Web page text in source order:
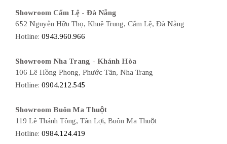
Showroom Cẩm Lệ - Đà Nẵng
652 Nguyễn Hữu Thọ, Khuê Trung, Cẩm Lệ, Đà Nẵng
Hotline: 0943.960.966
Showroom Nha Trang - Khánh Hòa
106 Lê Hồng Phong, Phước Tân, Nha Trang
Hotline: 0904.212.545
Showroom Buôn Ma Thuột
119 Lê Thánh Tông, Tân Lợi, Buôn Ma Thuột
Hotline: 0984.124.419